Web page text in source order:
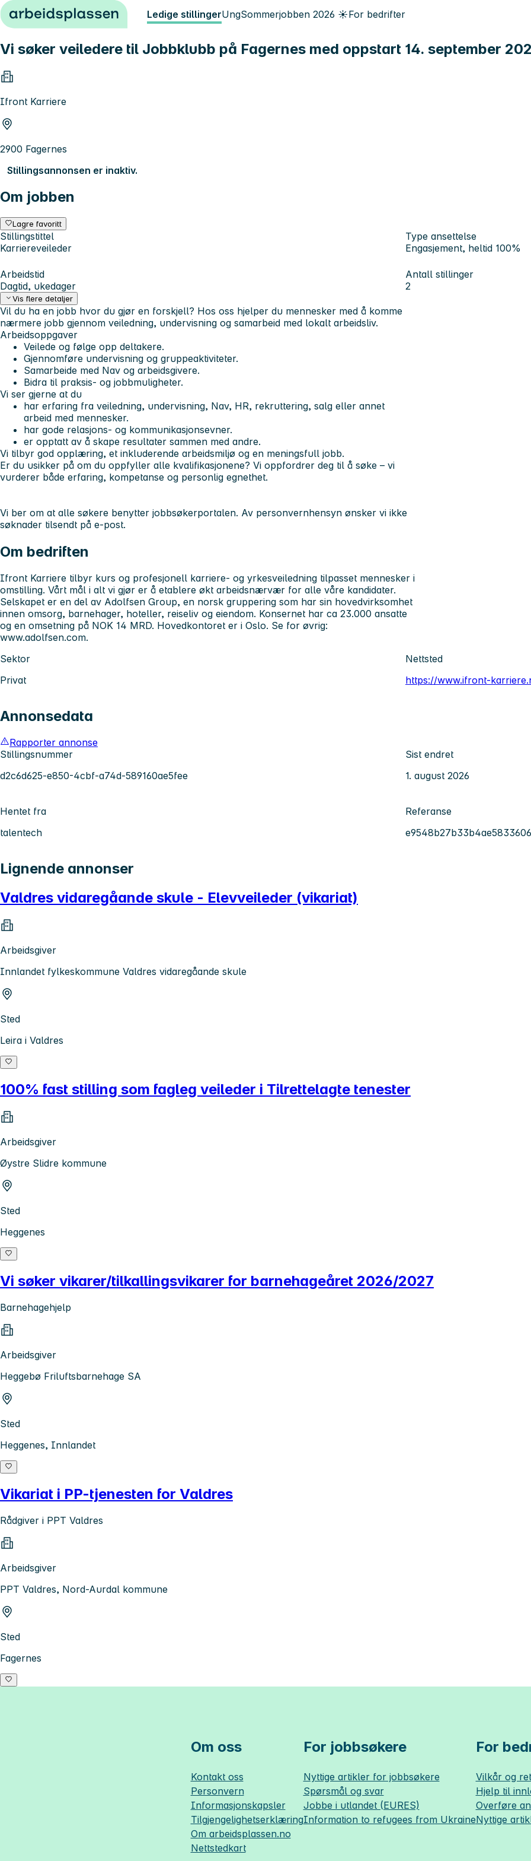
Hopp til innhold Ledige stillingerUngSommerjobben 2026 ☀️For bedrifter
Vi søker veiledere til Jobbklubb på Fagernes med oppstart 14. september
Ifront Karriere
2900 Fagernes
Stillingsannonsen er inaktiv.
Om jobben
Lagre favoritt
Stillingstittel
Karriereveileder
Type ansettelse
Engasjement, heltid 100%
Arbeidstid
Dagtid, ukedager
Antall stillinger
2
Vis flere detaljer
Vil du ha en jobb hvor du gjør en forskjell? Hos oss hjelper du mennesker med å komme
nærmere jobb gjennom veiledning, undervisning og samarbeid med lokalt arbeidsliv.
Arbeidsoppgaver
Veilede og følge opp deltakere.
Gjennomføre undervisning og gruppeaktiviteter.
Samarbeide med Nav og arbeidsgivere.
Bidra til praksis- og jobbmuligheter.
Vi ser gjerne at du
har erfaring fra veiledning, undervisning, Nav, HR, rekruttering, salg eller annet
arbeid med mennesker.
har gode relasjons- og kommunikasjonsevner.
er opptatt av å skape resultater sammen med andre.
Vi tilbyr god opplæring, et inkluderende arbeidsmiljø og en meningsfull jobb.
Er du usikker på om du oppfyller alle kvalifikasjonene? Vi oppfordrer deg til å søke – vi
vurderer både erfaring, kompetanse og personlig egnethet.
Vi ber om at alle søkere benytter jobbsøkerportalen. Av personvernhensyn ønsker vi ikke
søknader tilsendt på e-post.
Om bedriften
Ifront Karriere tilbyr kurs og profesjonell karriere- og yrkesveiledning tilpasset mennesker i
omstilling. Vårt mål i alt vi gjør er å etablere økt arbeidsnærvær for alle våre kandidater.
Selskapet er en del av Adolfsen Group, en norsk gruppering som har sin hovedvirksomhet
innen omsorg, barnehager, hoteller, reiseliv og eiendom. Konsernet har ca 23.000 ansatte
og en omsetning på NOK 14 MRD. Hovedkontoret er i Oslo. Se for øvrig:
www.adolfsen.com.
Sektor
Privat
Nettsted
https://www.ifront-
Annonsedata
Rapporter annonse
Stillingsnummer
d2c6d625-e850-4cbf-a74d-589160ae5fee
Sist endret
1. august 2026
Hentet fra
talentech
Referanse
Lignende annonser
Valdres vidaregåande skule - Elevveileder (vikariat)
Arbeidsgiver
Innlandet fylkeskommune Valdres vidaregåande skule
Sted
Leira i Valdres
100% fast stilling som fagleg veileder i Tilrettelagte tenester
Arbeidsgiver
Øystre Slidre kommune
Sted
Heggenes
Vi søker vikarer/tilkallingsvikarer for barnehageåret 2026/2027
Barnehagehjelp
Arbeidsgiver
Heggebø Friluftsbarnehage SA
Sted
Heggenes, Innlandet
Vikariat i PP-tjenesten for Valdres
Rådgiver i PPT Valdres
Arbeidsgiver
PPT Valdres, Nord-Aurdal kommune
Sted
Fagernes
Om oss
Kontakt oss
Personvern
Informasjonskapsler
Tilgjengelighetserklæring
Om arbeidsplassen.no
Nettstedkart
For jobbsøkere
Nyttige artikler for jobbsøkere
Spørsmål og svar
Jobbe i utlandet (EURES)
Information to refugees from Ukraine
For
Vilkår og
Hjelp til
Overføre
Nyttige